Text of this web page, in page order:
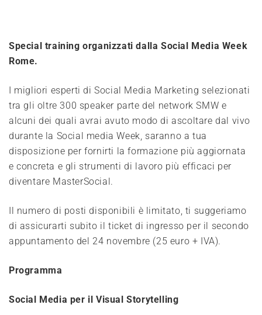
Special training organizzati dalla Social Media Week
Rome.
I migliori esperti di Social Media Marketing selezionati
tra gli oltre 300 speaker parte del network SMW e
alcuni dei quali avrai avuto modo di ascoltare dal vivo
durante la Social media Week, saranno a tua
disposizione per fornirti la formazione più aggiornata
e concreta e gli strumenti di lavoro più efficaci per
diventare MasterSocial.
Il numero di posti disponibili è limitato, ti suggeriamo
di assicurarti subito il ticket di ingresso per il secondo
appuntamento del 24 novembre (25 euro + IVA).
Programma
Social Media per il Visual Storytelling